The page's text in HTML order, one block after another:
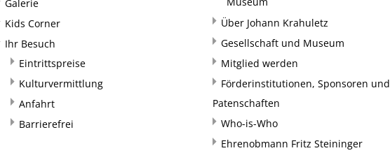
Galerie
Kids Corner
Ihr Besuch
Eintrittspreise
Kulturvermittlung
Anfahrt
Barrierefrei
Über Johann Krahuletz
Gesellschaft und Museum
Mitglied werden
Förderinstitutionen, Sponsoren und
Patenschaften
Who-is-Who
Ehrenobmann Fritz Steininger